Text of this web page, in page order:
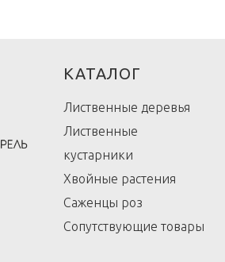
КАТАЛОГ
Лиственные деревья
Лиственные
кустарники
Хвойные растения
Саженцы роз
Сопутствующие товары